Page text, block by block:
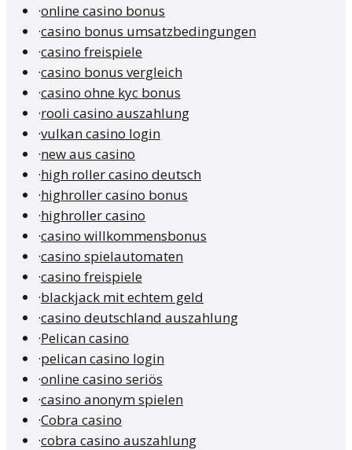
·online casino bonus
·casino bonus umsatzbedingungen
·casino freispiele
·casino bonus vergleich
·casino ohne kyc bonus
·rooli casino auszahlung
·vulkan casino login
·new aus casino
·high roller casino deutsch
·highroller casino bonus
·highroller casino
·casino willkommensbonus
·casino spielautomaten
·casino freispiele
·blackjack mit echtem geld
·casino deutschland auszahlung
·Pelican casino
·pelican casino login
·online casino seriös
·casino anonym spielen
·Cobra casino
·cobra casino auszahlung